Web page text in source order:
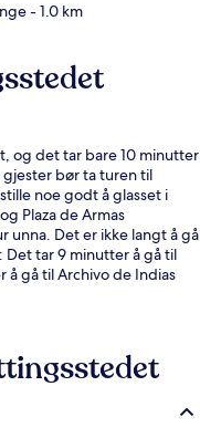
- 1.0 km
og det tar bare 10 minutter
gjester bør ta turen til
noe godt å glasset i
Plaza de Armas
unna. Det er ikke langt å gå
tar 9 minutter å gå til
å gå til Archivo de Indias